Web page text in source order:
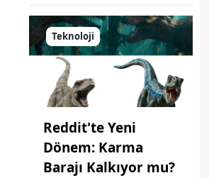
Teknoloji
Reddit'te Yeni
Dönem: Karma
Barajı Kalkıyor mu?